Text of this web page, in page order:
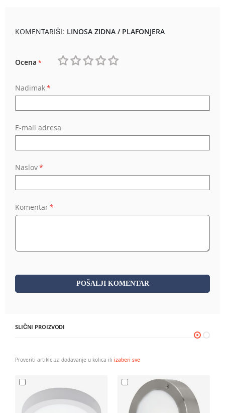
KOMENTARIŠI: LINOSA ZIDNA / PLAFONJERA
Ocena
Nadimak
E-mail adresa
Naslov
Komentar
POŠALJI KOMENTAR
SLIČNI PROIZVODI
Proveriti artikle za dodavanje u kolica ili izaberi sve